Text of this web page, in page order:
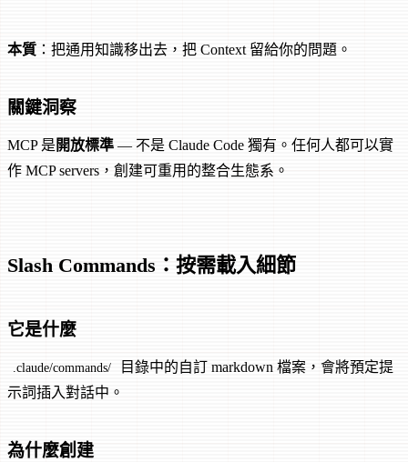
本質 ：把通用知識移出去，把 Context 留給你的問題。
關鍵洞察
MCP 是開放標準 — 不是 Claude Code 獨有。任何人都可以實
作 MCP servers，創建可重用的整合生態系。
Slash Commands：按需載入細節
它是什麼
.claude/commands/
目錄中的自訂 markdown 檔案，會將預定提
示詞插入對話中。
為什麼創建